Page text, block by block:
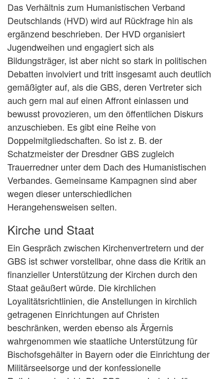
Das Verhältnis zum Humanistischen Verband
Deutschlands (HVD) wird auf Rückfrage hin als
ergänzend beschrieben. Der HVD organisiert
Jugendweihen und engagiert sich als
Bildungsträger, ist aber nicht so stark in politischen
Debatten involviert und tritt insgesamt auch deutlich
gemäßigter auf, als die GBS, deren Vertreter sich
auch gern mal auf einen Affront einlassen und
bewusst provozieren, um den öffentlichen Diskurs
anzuschieben. Es gibt eine Reihe von
Doppelmitgliedschaften. So ist z. B. der
Schatzmeister der Dresdner GBS zugleich
Trauerredner unter dem Dach des Humanistischen
Verbandes. Gemeinsame Kampagnen sind aber
wegen dieser unterschiedlichen
Herangehensweisen selten.
Kirche und Staat
Ein Gespräch zwischen Kirchenvertretern und der
GBS ist schwer vorstellbar, ohne dass die Kritik an
finanzieller Unterstützung der Kirchen durch den
Staat geäußert würde. Die kirchlichen
Loyalitätsrichtlinien, die Anstellungen in kirchlich
getragenen Einrichtungen auf Christen
beschränken, werden ebenso als Ärgernis
wahrgenommen wie staatliche Unterstützung für
Bischofsgehälter in Bayern oder die Einrichtung der
Militärseelsorge und der konfessionelle